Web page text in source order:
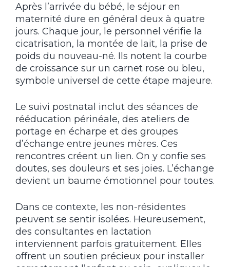
Après l’arrivée du bébé, le séjour en
maternité dure en général deux à quatre
jours. Chaque jour, le personnel vérifie la
cicatrisation, la montée de lait, la prise de
poids du nouveau-né. Ils notent la courbe
de croissance sur un carnet rose ou bleu,
symbole universel de cette étape majeure.
Le suivi postnatal inclut des séances de
rééducation périnéale, des ateliers de
portage en écharpe et des groupes
d’échange entre jeunes mères. Ces
rencontres créent un lien. On y confie ses
doutes, ses douleurs et ses joies. L’échange
devient un baume émotionnel pour toutes.
Dans ce contexte, les non-résidentes
peuvent se sentir isolées. Heureusement,
des consultantes en lactation
interviennent parfois gratuitement. Elles
offrent un soutien précieux pour installer